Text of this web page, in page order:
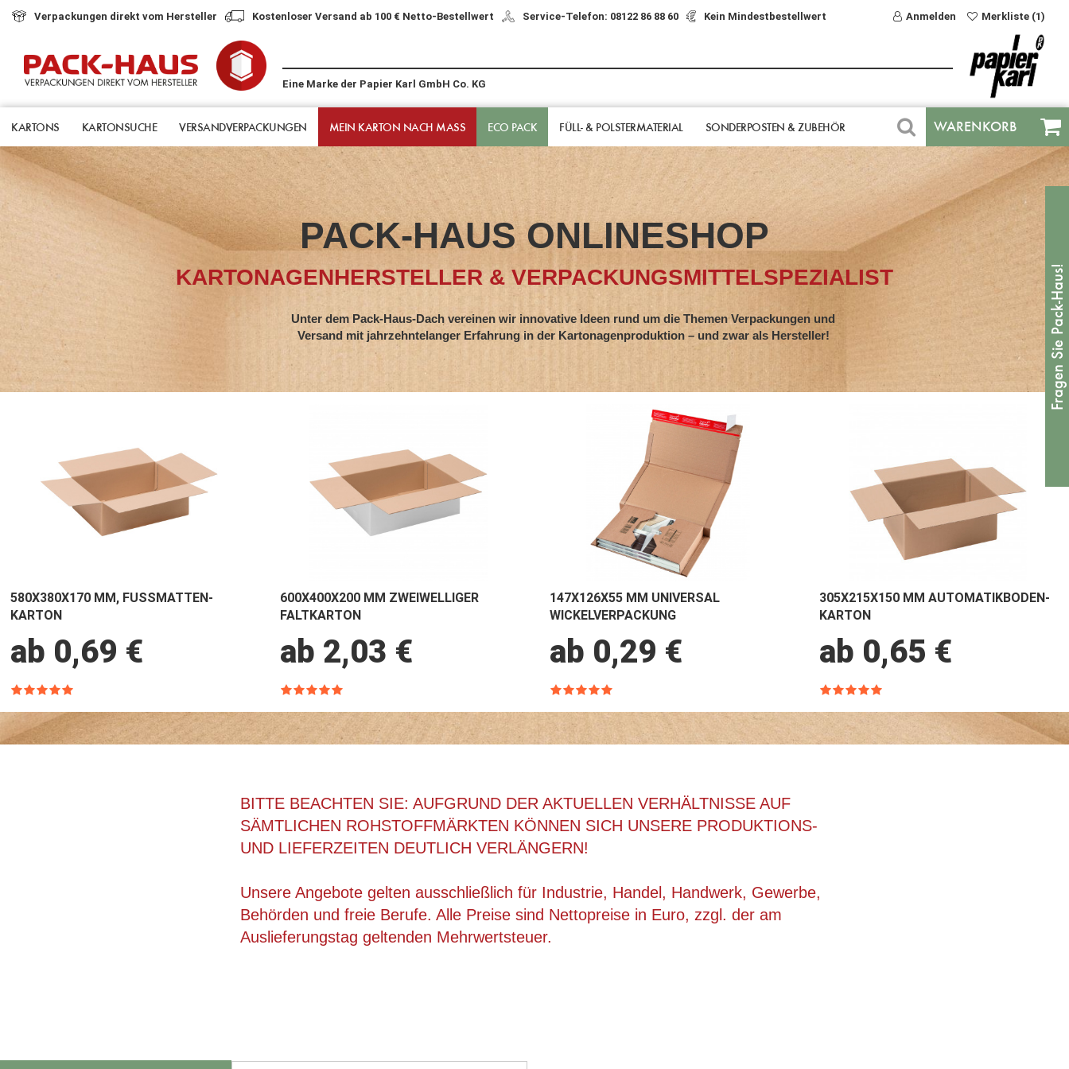
Verpackungen direkt vom Hersteller Kostenloser Versand ab 100 € Netto-Bestellwert Service-Telefon: 08122 86 88 60 Kein Mindestbestellwert Anmelden Merkliste (1)
Eine Marke der Papier Karl GmbH Co. KG
KARTONS KARTONSUCHE VERSANDVERPACKUNGEN MEIN KARTON NACH MASS ECO PACK FÜLL- & POLSTER­MATERIAL SONDERPOSTEN & ZUBEHÖR WARENKORB
PACK-HAUS ONLINESHOP
KARTONAGENHERSTELLER & VERPACKUNGSMITTELSPEZIALIST
Unter dem Pack-Haus-Dach vereinen wir innovative Ideen rund um die Themen Verpackungen und
Versand mit jahrzehntelanger Erfahrung in der Kartonagenproduktion – und zwar als Hersteller!
580X380X170 MM, FUSSMATTEN-
KARTON
ab 0,69 €
600X400X200 MM ZWEIWELLIGER
FALTKARTON
ab 2,03 €
147X126X55 MM UNIVERSAL
WICKELVERPACKUNG
ab 0,29 €
305X215X150 MM AUTOMATIKBODEN-
KARTON
ab 0,65 €
BITTE BEACHTEN SIE: AUFGRUND DER AKTUELLEN VERHÄLTNISSE AUF
SÄMTLICHEN ROHSTOFFMÄRKTEN KÖNNEN SICH UNSERE PRODUKTIONS-
UND LIEFERZEITEN DEUTLICH VERLÄNGERN!
Unsere Angebote gelten ausschließlich für Industrie, Handel, Handwerk, Gewerbe,
Behörden und freie Berufe. Alle Preise sind Nettopreise in Euro, zzgl. der am
Auslieferungstag geltenden Mehrwertsteuer.